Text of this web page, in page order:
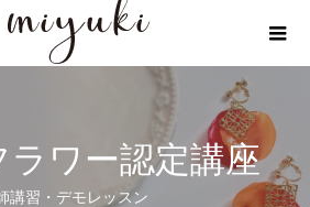
ラワー認定講座
講習・デモレッスン